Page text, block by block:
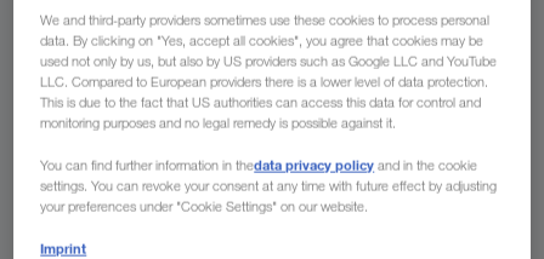
Do
Država
We and third-party providers sometimes use these cookies to process personal
data. By clicking on "Yes, accept all cookies", you agree that cookies may be
used not only by us, but also by US providers such as Google LLC and YouTube
LLC. Compared to European providers there is a lower level of data protection.
This is due to the fact that US authorities can access this data for control and
monitoring purposes and no legal remedy is possible against it.
You can find further information in thedata privacy policy and in the cookie
settings. You can revoke your consent at any time with future effect by adjusting
your preferences under "Cookie Settings" on our website.
Imprint